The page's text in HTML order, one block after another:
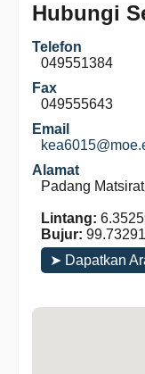
Hubungi
Telefon
049551384
Fax
049555643
Email
Alamat
Padang
Lintang:
Bujur: 99.73291
➤ Dapatkan